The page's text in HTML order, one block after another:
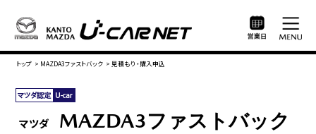
トップ > MAZDA3ファストバック > 見積もり・購入申込
マツダ MAZDA3ファストバック